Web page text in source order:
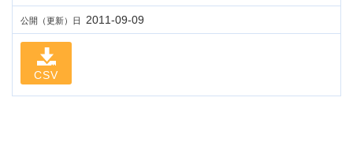
公開（更新）日 2011-09-09
CSV